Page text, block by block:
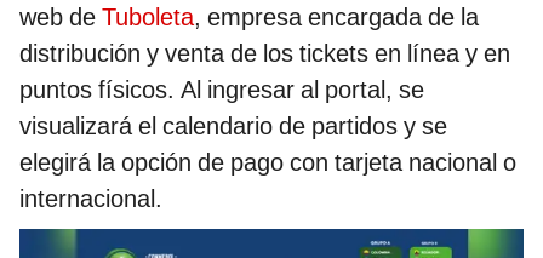
web de Tuboleta, empresa encargada de la
distribución y venta de los tickets en línea y en
puntos físicos. Al ingresar al portal, se
visualizará el calendario de partidos y se
elegirá la opción de pago con tarjeta nacional o
internacional.